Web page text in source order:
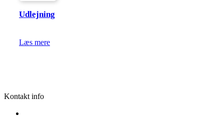
Udlejning
Læs mere
Kontakt info